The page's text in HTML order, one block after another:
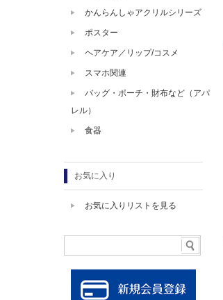
かんらんしゃアクリルシリーズ
ポスター
ヘアケア／リップ/コスメ
スマホ関連
バッグ・ポーチ・財布など（アパ
レル）
食器
お気に入り
お気に入りリストを見る